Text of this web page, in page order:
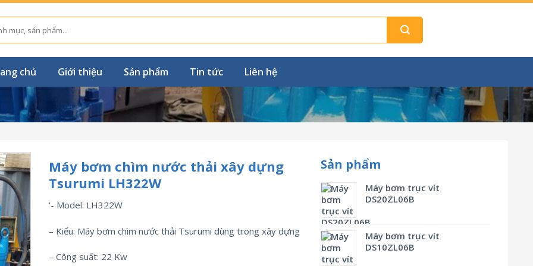
chủ Giới thiệu Sản phẩm Tin tức Liên hệ
Sản phẩm
Máy bơm trục vít
DS20ZL06B
Máy bơm trục vít
DS10ZL06B
Máy bơm chìm nước thải xây dựng
Tsurumi LH322W
‘- Model: LH322W
– Kiểu: Máy bơm chìm nước thải Tsurumi dùng trong xây dựng
– Công suất: 22 Kw